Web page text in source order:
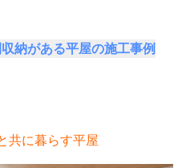
納がある平屋の施工事例
共に暮らす平屋